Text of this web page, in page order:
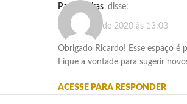
Paulo Gekas disse:
20 de maio de 2020 às 13:03
Obrigado Ricardo! Esse espaço é
Fique a vontade para sugerir
ACESSE PARA RESPONDER